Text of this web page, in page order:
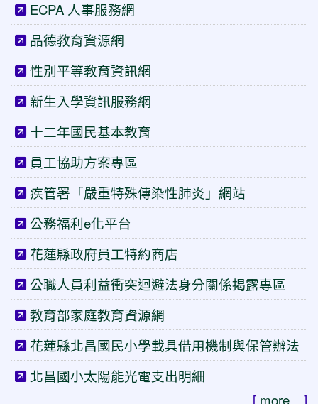
ECPA 人事服務網
品德教育資源網
性別平等教育資訊網
新生入學資訊服務網
十二年國民基本教育
員工協助方案專區
疾管署「嚴重特殊傳染性肺炎」網站
公務福利e化平台
花蓮縣政府員工特約商店
公職人員利益衝突迴避法身分關係揭露專區
教育部家庭教育資源網
花蓮縣北昌國民小學載具借用機制與保管辦法
北昌國小太陽能光電支出明細
[ more... ]